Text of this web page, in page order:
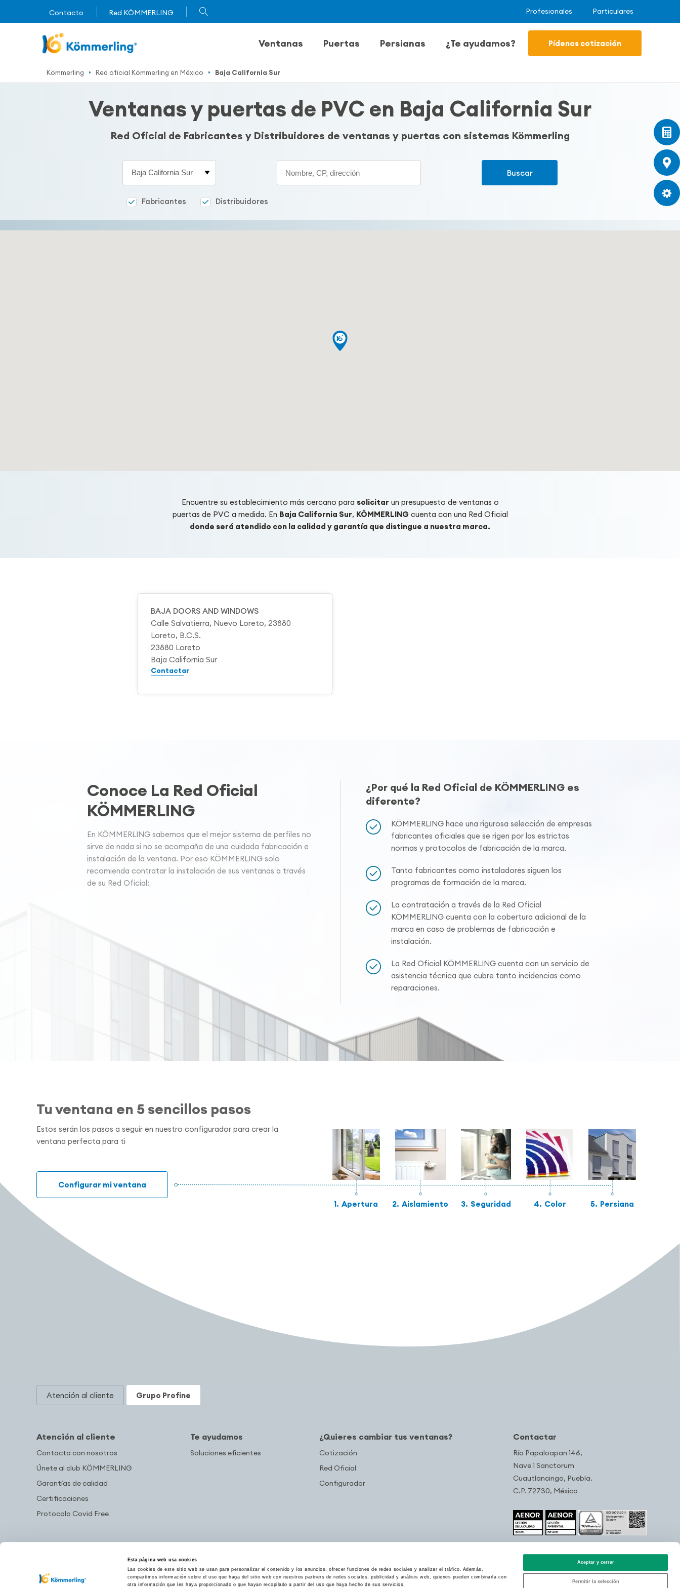
Esta página web usa cookies
Las cookies de este sitio web se usan para personalizar el contenido y los anuncios, ofrecer funciones de redes sociales y analizar el tráfico. Además,
compartimos información sobre el uso que haga del sitio web con nuestros partners de redes sociales, publicidad y análisis web, quienes pueden combinarla con
otra información que les haya proporcionado o que hayan recopilado a partir del uso que haya hecho de sus servicios.
Aceptar y cerrar
Permitir la selección
Contacto Red KÖMMERLING Profesionales Particulares
Ventanas Puertas Persianas ¿Te ayudamos? Pídenos cotización
Kömmerling Red oficial Kömmerling en México Baja California Sur
Ventanas y puertas de PVC en Baja California Sur
Red Oficial de Fabricantes y Distribuidores de ventanas y puertas con sistemas Kömmerling
Fabricantes Distribuidores
Encuentre su establecimiento más cercano para solicitar un presupuesto de ventanas o
puertas de PVC a medida. En Baja California Sur, KÖMMERLING cuenta con una Red Oficial
donde será atendido con la calidad y garantía que distingue a nuestra marca.
BAJA DOORS AND WINDOWS
Calle Salvatierra, Nuevo Loreto, 23880
Loreto, B.C.S.
23880 Loreto
Baja California Sur
Contactar
Conoce La Red Oficial
KÖMMERLING
En KÖMMERLING sabemos que el mejor sistema de perfiles no
sirve de nada si no se acompaña de una cuidada fabricación e
instalación de la ventana. Por eso KÖMMERLING solo
recomienda contratar la instalación de sus ventanas a través
de su Red Oficial:
¿Por qué la Red Oficial de KÖMMERLING es
diferente?
KÖMMERLING hace una rigurosa selección de empresas
fabricantes oficiales que se rigen por las estrictas
normas y protocolos de fabricación de la marca.
Tanto fabricantes como instaladores siguen los
programas de formación de la marca.
La contratación a través de la Red Oficial
KÖMMERLING cuenta con la cobertura adicional de la
marca en caso de problemas de fabricación e
instalación.
La Red Oficial KÖMMERLING cuenta con un servicio de
asistencia técnica que cubre tanto incidencias como
reparaciones.
Tu ventana en 5 sencillos pasos
Estos serán los pasos a seguir en nuestro configurador para crear la
ventana perfecta para ti
Configurar mi ventana
1. Apertura 2. Aislamiento 3. Seguridad 4. Color 5. Persiana
Atención al cliente
Atención al cliente
Contacta con nosotros
Únete al club KÖMMERLING
Garantías de calidad
Certificaciones
Protocolo Covid Free
Te ayudamos
Soluciones eficientes
¿Quieres cambiar tus ventanas?
Cotización
Red Oficial
Configurador
Contactar
Río Papaloapan 146,
Nave 1 Sanctorum
Cuautlancingo, Puebla.
C.P. 72730, México
Grupo Profine